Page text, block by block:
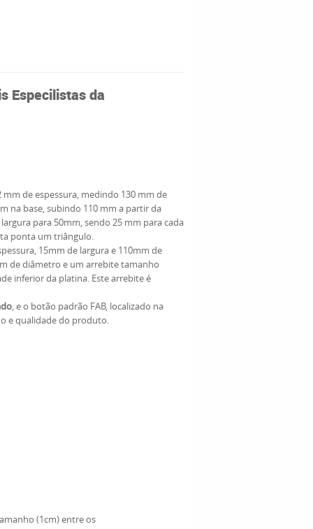
Especilistas da
de espessura, medindo 130 mm de
na base, subindo 110 mm a partir da
para 50mm, sendo 25 mm para cada
ponta um triângulo.
15mm de largura e 110mm de
de diâmetro e um arrebite tamanho
inferior da platina. Este arrebite é
, e o botão padrão FAB, localizado na
e qualidade do produto.
(1cm) entre os